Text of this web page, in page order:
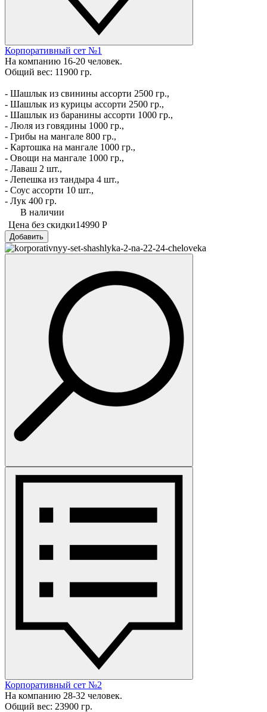
Корпоративный сет №1
На компанию 16-20 человек.
Общий вес: 11900 гр.
- Шашлык из свинины ассорти 2500 гр.,
- Шашлык из курицы ассорти 2500 гр.,
- Шашлык из баранины ассорти 1000 гр.,
- Люля из говядины 1000 гр.,
- Грибы на мангале 800 гр.,
- Картошка на мангале 1000 гр.,
- Овощи на мангале 1000 гр.,
- Лаваш 2 шт.,
- Лепешка из тандыра 4 шт.,
- Соус ассорти 10 шт.,
- Лук 400 гр.
В наличии
Цена без скидки14990 Р
Добавить
Корпоративный сет №2
На компанию 28-32 человек.
Общий вес: 23900 гр.